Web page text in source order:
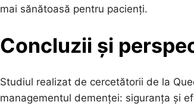
mai sănătoasă pentru pacienți.
Concluzii și
Studiul realizat de cercetătorii de la
managementul demenței: siguranța și